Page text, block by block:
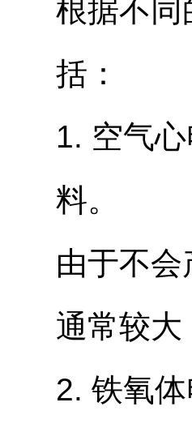
根据不同
括：
1. 空气
料。
由于不
通常较
2. 铁氧